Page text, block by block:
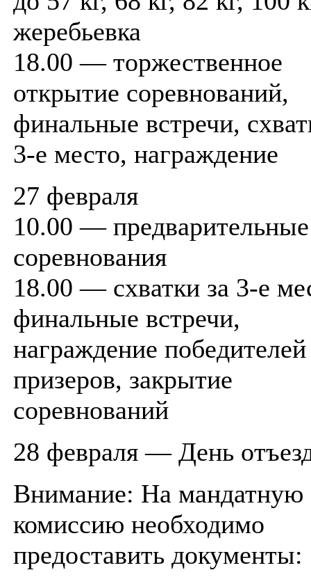
жеребьевка
18.00 — торжественное
открытие соревнований,
финальные встречи,
3-е место, награждение
27 февраля
10.00 — предварительные
соревнования
18.00 — схватки за 3-е
финальные встречи,
награждение
призеров, закрытие
соревнований
28 февраля — День
Внимание: На мандатную
комиссию необходимо
предоставить документы: